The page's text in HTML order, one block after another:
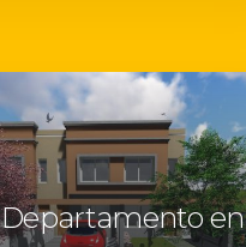
Departamento en